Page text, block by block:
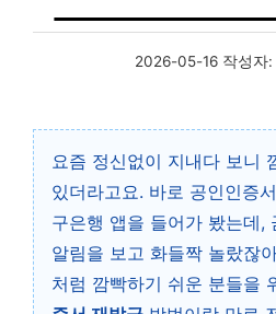
2026-05-16 작성자:
요즘 정신없이 지내다 보니
있더라고요. 바로 공인인증
구은행 앱을 들어가 봤는데,
알림을 보고 화들짝 놀랐잖
처럼 깜빡하기 쉬운 분들을